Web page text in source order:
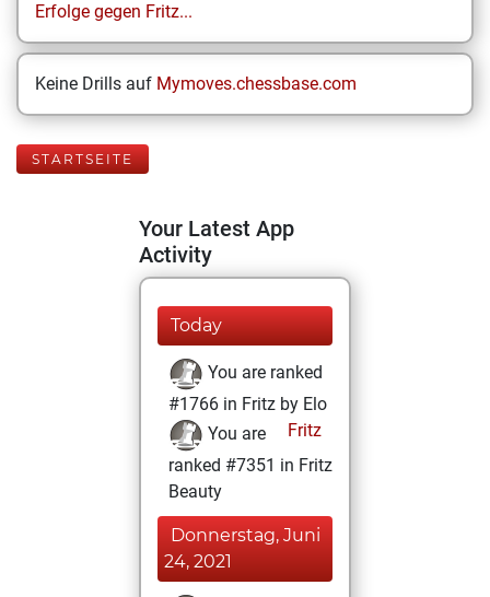
Erfolge gegen Fritz...
Keine Drills auf Mymoves.chessbase.com
STARTSEITE
Your Latest App
Activity
Today
You are ranked
#1766 in Fritz by Elo
Fritz
You are
ranked #7351 in Fritz
Beauty
Donnerstag, Juni
24, 2021